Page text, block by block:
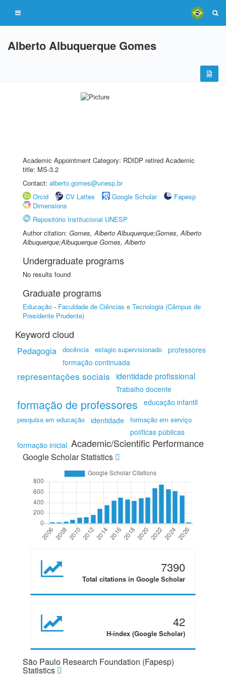
Alberto Albuquerque Gomes
Academic Appointment Category: RDIDP retired Academic
title: MS-3.2
Contact: alberto.gomes@unesp.br
Orcid
CV Lattes Google Scholar
Fapesp
Dimensions
Repositório Institucional UNESP
Author citation: Gomes, Alberto Albuquerque;Gomes, Alberto
Albuquerque;Albuquerque Gomes, Alberto
Undergraduate programs
No results found
Graduate programs
Educação - Faculdade de Ciências e Tecnologia (Câmpus de
Presidente Prudente)
Keyword cloud
Pedagogia docência estagio supervisionado
professores
formação continuada
representações sociais identidade profissional
Trabalho docente
formação de professores educação infantil
pesquisa em educação identidade formação em serviço
políticas públicas
formação inicial Academic/Scientific Performance
Google Scholar Statistics
7390
Total citations in Google Scholar
42
H-index (Google Scholar)
São Paulo Research Foundation (Fapesp)
Statistics